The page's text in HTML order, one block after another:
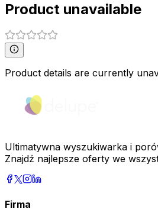
Product unavailable
Product details are currently
Ultimatywna wyszukiwarka i
Znajdź najlepsze oferty we
Firma